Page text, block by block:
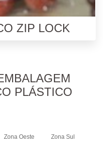
ZIP LOCK
PLÁSTICO
Zona Oeste Zona Sul